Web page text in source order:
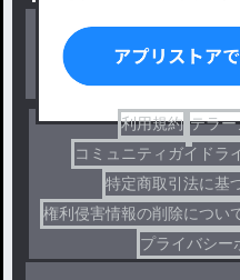
利用規約 テラ
コミュニティガイドラ
特定商取引法に基
権利侵害情報の削除につい
プライバシー